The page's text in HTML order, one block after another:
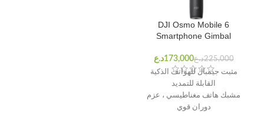
DJI Osmo Mobile 6
Smartphone Gimbal
د.ع د.ع
مثبت جيمبال للهواتف الذكية
القابلة للتمديد
مشبك هاتف مغناطيسي ، عزم
دوران قوي